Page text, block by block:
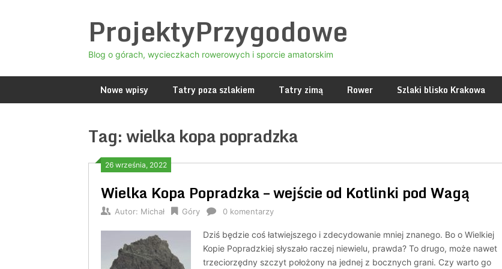
ProjektyPrzygodowe
Blog o górach, wycieczkach rowerowych i sporcie amatorskim
Nowe wpisy Tatry poza szlakiem Tatry zimą Rower Szlaki blisko Krakowa
Tag:wielka kopa popradzka
26 września, 2022
Wielka Kopa Popradzka – wejście od Kotlinki pod Wagą
Autor: Michał Góry 0 komentarzy
Dziś będzie coś łatwiejszego i zdecydowanie mniej znanego. Bo o Wielkiej
Kopie Popradzkiej słyszało raczej niewielu, prawda? To drugo, może nawet
trzeciorzędny szczyt położony na jednej z bocznych grani. Czy warto go